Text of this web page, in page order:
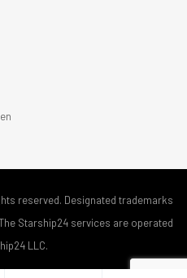
reserved. Designated trademarks
Starship24 services are operated
LLC.